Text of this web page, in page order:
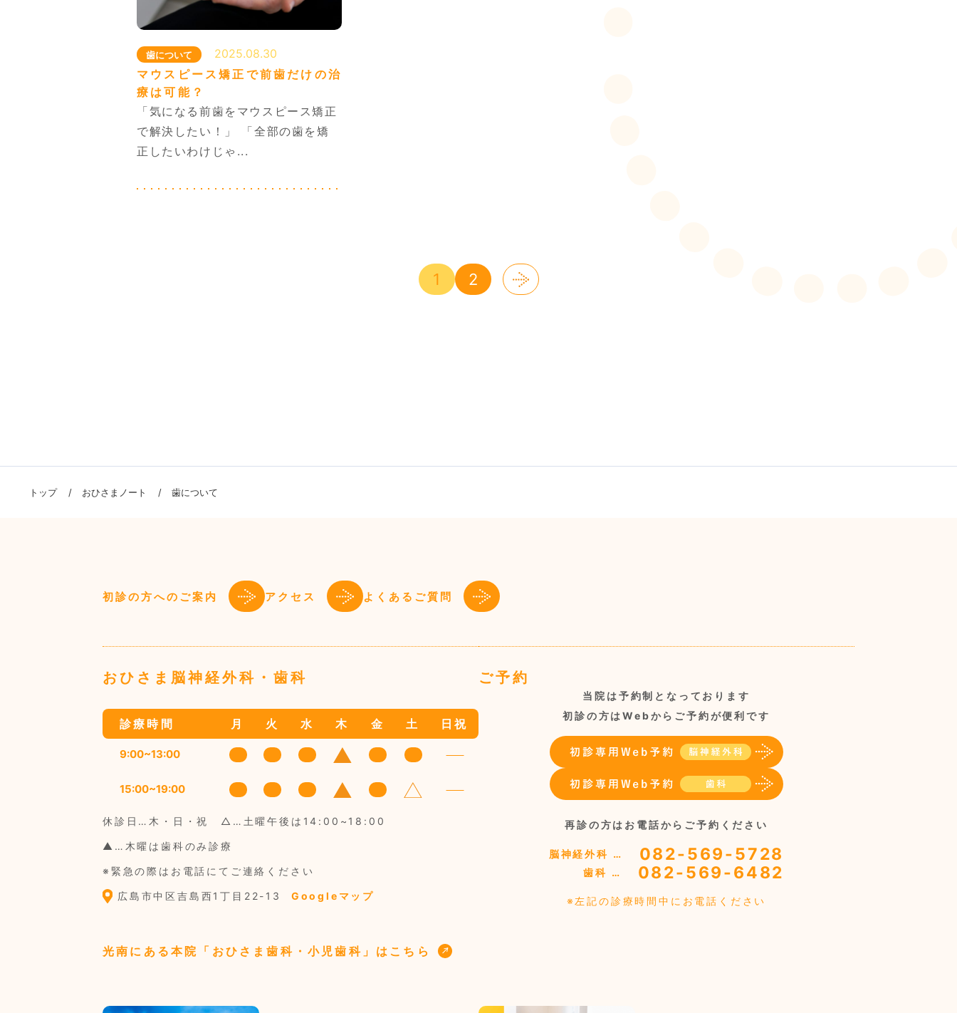
歯について
2025.08.30
マウスピース矯正で前歯だけの治
療は可能？
「気になる前歯をマウスピース矯正
で解決したい！」 「全部の歯を矯
正したいわけじゃ...
1 2
トップ おひさまノート 歯について
初診の方へのご案内 アクセス よくあるご質問
おひさま脳神経外科・歯科
診療時間 月 火 水 木 金 土 日祝
9:00~13:00
15:00~19:00
休診日…木・日・祝 △…土曜午後は14:00~18:00
▲…木曜は歯科のみ診療
※緊急の際はお電話にてご連絡ください
広島市中区吉島西1丁目22-13 Googleマップ
光南にある本院 「おひさま歯科・小児歯科」はこちら
ご予約
当院は予約制となっております
初診の方はWebからご予約が便利です
再診の方はお電話からご予約ください
脳神経外科 … 082-569-5728
歯科 … 082-569-6482
※左記の診療時間中にお電話ください